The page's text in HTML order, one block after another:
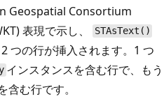
Geospatial Consortium
表現で示し、
STAsText()
つの行が挿入されます。1 つ
インスタンスを含む行で、もう
含む行です。